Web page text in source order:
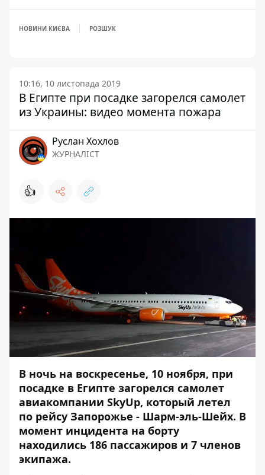
НОВИНИ КИЄВА РОЗШУК
10:16, 10 листопада 2019
В Египте при посадке загорелся самолет
из Украины: видео момента пожара
Руслан Хохлов
ЖУРНАЛІСТ
👍
В ночь на воскресенье, 10 ноября, при
посадке в Египте загорелся самолет
авиакомпании SkyUp, который летел
по рейсу Запорожье - Шарм-эль-Шейх. В
момент инцидента на борту
находились 186 пассажиров и 7 членов
экипажа.